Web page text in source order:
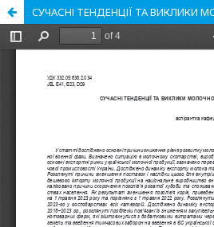
CУЧАСНІ ТЕНДЕНЦІЇ ТА ВИКЛИКИ